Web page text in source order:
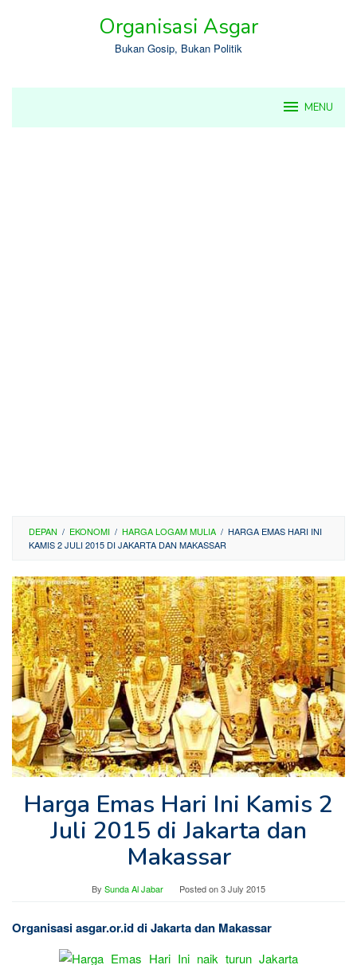
Organisasi Asgar
Bukan Gosip, Bukan Politik
MENU
DEPAN / EKONOMI / HARGA LOGAM MULIA / HARGA EMAS HARI INI
KAMIS 2 JULI 2015 DI JAKARTA DAN MAKASSAR
Harga Emas Hari Ini Kamis 2
Juli 2015 di Jakarta dan
Makassar
By Sunda Al Jabar Posted on3 July 2015
Organisasi asgar.or.id di Jakarta dan Makassar